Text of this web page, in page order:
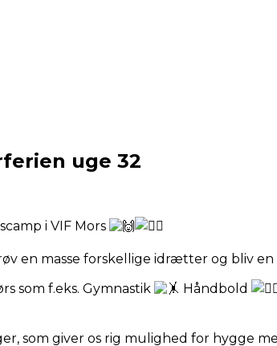
uge 32
i VIF Mors
en masse forskellige idrætter og bliv
som f.eks. Gymnastik
Håndbold
som giver os rig mulighed for hygge